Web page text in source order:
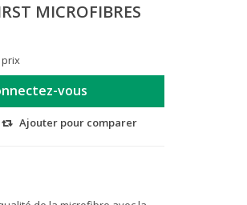
MICROFIBRES
vous
Ajouter pour comparer